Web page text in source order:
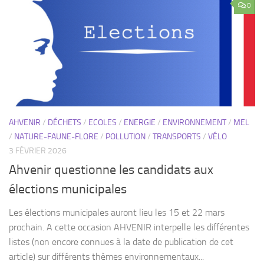
0
AHVENIR / DÉCHETS / ECOLES / ENERGIE / ENVIRONNEMENT/ MEL
/ NATURE-FAUNE-FLORE / POLLUTION/ TRANSPORTS / VÉLO
3 FÉVRIER 2026
Ahvenir questionne les candidats aux
élections municipales
Les élections municipales auront lieu les 15 et 22 mars
prochain. A cette occasion AHVENIR interpelle les différentes
listes (non encore connues à la date de publication de cet
article) sur différents thèmes environnementaux...